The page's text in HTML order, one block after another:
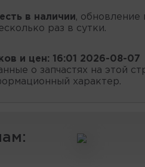
есть в наличии, обновление
раз в сутки.
и цен: 16:01 2026-08-07
о запчастях на этой
характер.